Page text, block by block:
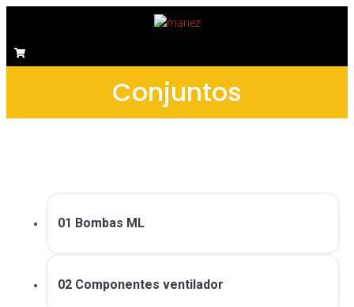
Conjuntos
01 Bombas ML
02 Componentes ventilador